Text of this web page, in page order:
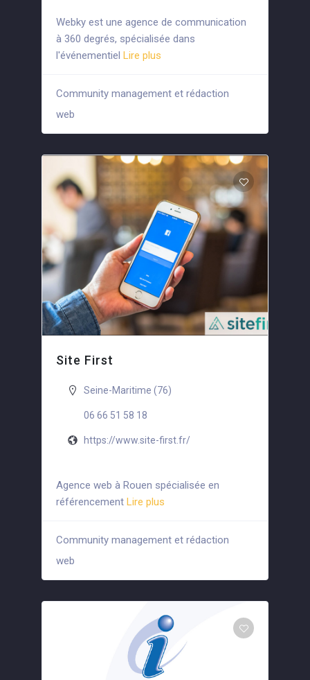
Webky est une agence de communication
à 360 degrés, spécialisée dans
l'événementiel Lire plus
Community management et rédaction
web
Site First
Seine-Maritime (76)
06 66 51 58 18
https://www.site-first.fr/
Agence web à Rouen spécialisée en
référencementLire plus
Community management et rédaction
web